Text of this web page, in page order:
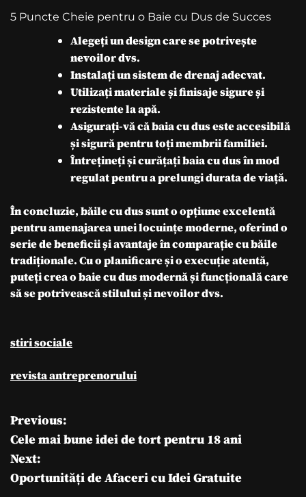
5 Puncte Cheie pentru o Baie cu Dus de Succes
Alegeți un design care se potrivește
nevoilor dvs.
Instalați un sistem de drenaj adecvat.
Utilizați materiale și finisaje sigure și
rezistente la apă.
Asigurați-vă că baia cu dus este accesibilă
și sigură pentru toți membrii familiei.
Întrețineți și curățați baia cu dus în mod
regulat pentru a prelungi durata de viață.
În concluzie, băile cu dus sunt o opțiune excelentă
pentru amenajarea unei locuințe moderne, oferind o
serie de beneficii și avantaje în comparație cu băile
tradiționale. Cu o planificare și o execuție atentă,
puteți crea o baie cu dus modernă și funcțională care
să se potrivească stilului și nevoilor dvs.
stiri sociale
revista antreprenorului
N
a
v
Previous:
Cele mai bune idei de tort pentru 18 ani
Next:
Oportunități de Afaceri cu Idei Gratuite